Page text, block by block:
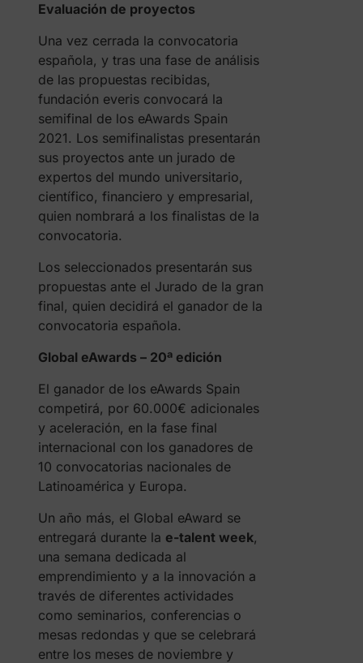
Evaluación de proyectos
Una vez cerrada la convocatoria
española, y tras una fase de análisis
de las propuestas recibidas,
fundación everis convocará la
semifinal de los eAwards Spain
2021. Los semifinalistas presentarán
sus proyectos ante un jurado de
expertos del mundo universitario,
científico, financiero y empresarial,
quien nombrará a los finalistas de la
convocatoria.
Los seleccionados presentarán sus
propuestas ante el Jurado de la gran
final, quien decidirá el ganador de la
convocatoria española.
Global eAwards – 20ª edición
El ganador de los eAwards Spain
competirá, por 60.000€ adicionales
y aceleración, en la fase final
internacional con los ganadores de
10 convocatorias nacionales de
Latinoamérica y Europa.
Un año más, el Global eAward se
entregará durante la e-talent week,
una semana dedicada al
emprendimiento y a la innovación a
través de diferentes actividades
como seminarios, conferencias o
mesas redondas y que se celebrará
entre los meses de noviembre y